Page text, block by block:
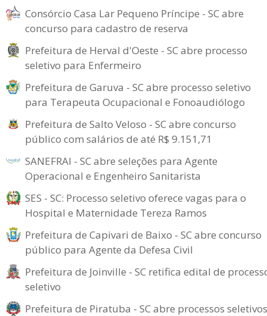
Consórcio Casa Lar Pequeno Príncipe - SC abre
concurso para cadastro de reserva
Prefeitura de Herval d'Oeste - SC abre processo
seletivo para Enfermeiro
Prefeitura de Garuva - SC abre processo seletivo
para Terapeuta Ocupacional e Fonoaudiólogo
Prefeitura de Salto Veloso - SC abre concurso
público com salários de até R$ 9.151,71
SANEFRAI - SC abre seleções para Agente
Operacional e Engenheiro Sanitarista
SES - SC: Processo seletivo oferece vagas para o
Hospital e Maternidade Tereza Ramos
Prefeitura de Capivari de Baixo - SC abre concurso
público para Agente da Defesa Civil
Prefeitura de Joinville - SC retifica edital de
seletivo
Prefeitura de Piratuba - SC abre processos seletivos